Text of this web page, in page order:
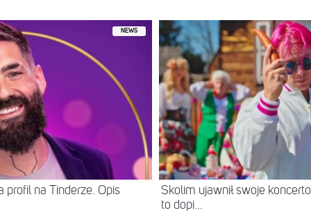
NEWS
profil na Tinderze. Opis
Skolim ujawnił swoje
to dopi...